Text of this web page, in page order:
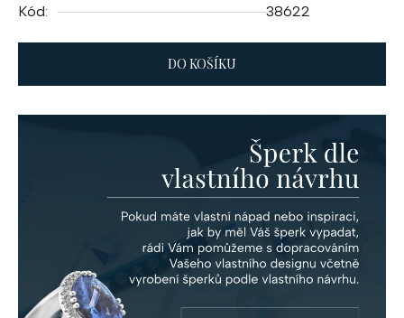
Kód:
38622
DO KOŠÍKU